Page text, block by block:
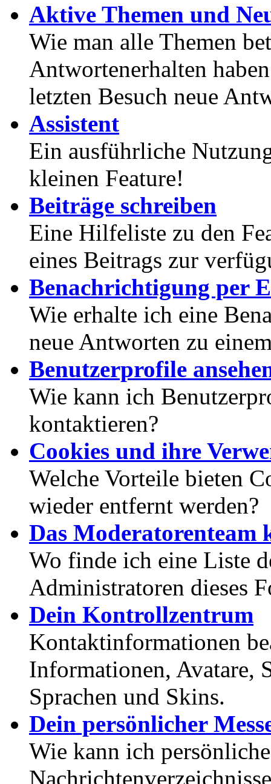
Aktive Themen und
Wie man alle Themen
Antwortenerhalten
letzten Besuch neue
Assistent
Ein ausführliche
kleinen Feature!
Beiträge schreiben
Eine Hilfeliste zu den
eines Beitrags zur
Benachrichtigung per
Wie erhalte ich eine
neue Antworten zu
Benutzerprofile
Wie kann ich
kontaktieren?
Cookies und ihre
Welche Vorteile bieten
wieder entfernt werden?
Das Moderatorenteam
Wo finde ich eine Liste
Administratoren dieses
Dein Kontrollzentrum
Kontaktinformationen
Informationen, Avatare,
Sprachen und Skins.
Dein persönlicher
Wie kann ich